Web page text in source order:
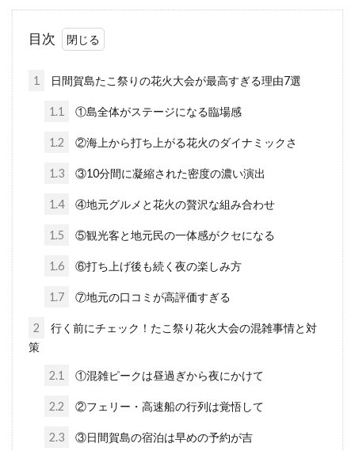
目次
1 日間賀島たこ祭りの花火大会が最高すぎる理由7選
1.1 ①島全体がステージになる臨場感
1.2 ②海上から打ち上がる花火のダイナミックさ
1.3 ③10分間に凝縮された密度の濃い演出
1.4 ④地元グルメと花火の贅沢な組み合わせ
1.5 ⑤観光客と地元民の一体感がクセになる
1.6 ⑥打ち上げ後も続く夜の楽しみ方
1.7 ⑦地元の口コミが高評価すぎる
2
行く前にチェック！たこ祭り花火大会の混雑事情と対
策
2.1 ①混雑ピークは昼過ぎから夜にかけて
2.2 ②フェリー・高速船の行列は覚悟して
2.3 ③日間賀島の宿泊は早めの予約が吉